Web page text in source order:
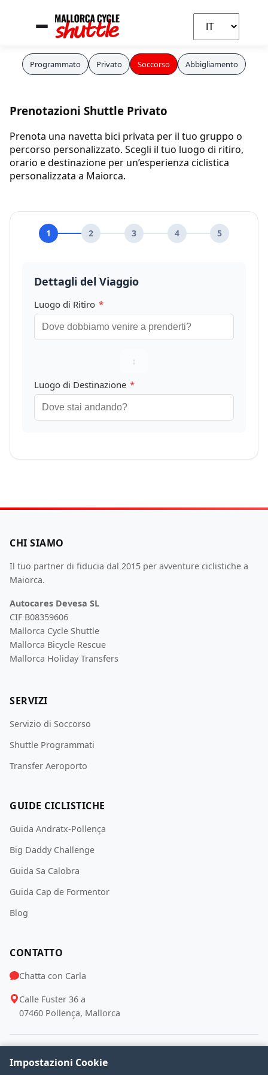
Programmato Privato Soccorso Abbigliamento
Prenotazioni Shuttle Privato
Prenota una navetta bici privata per il tuo gruppo o
percorso personalizzato. Scegli il tuo luogo di ritiro,
orario e destinazione per un’esperienza ciclistica
personalizzata a Maiorca.
1 2 3 4 5
Dettagli del Viaggio
Luogo di Ritiro *
↕
Luogo di Destinazione *
CHI SIAMO
Il tuo partner di fiducia dal 2015 per avventure ciclistiche a
Maiorca.
Autocares Devesa SL
CIF B08359606
Mallorca Cycle Shuttle
Mallorca Bicycle Rescue
Mallorca Holiday Transfers
SERVIZI
Servizio di Soccorso
Shuttle Programmati
Transfer Aeroporto
GUIDE CICLISTICHE
Guida Andratx-Pollença
Big Daddy Challenge
Guida Sa Calobra
Guida Cap de Formentor
Blog
CONTATTO
Chatta con Carla
Calle Fuster 36 a
07460 Pollença, Mallorca
Impostazioni Cookie